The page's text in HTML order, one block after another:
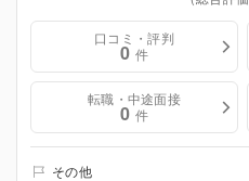
口コミ・評判
0 件
転職・中途面接
0 件
その他